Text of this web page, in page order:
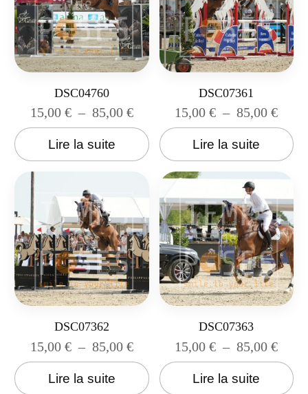
DSC04760
15,00 € – 85,00 €
Lire la suite
DSC07361
15,00€ – 85,00€
Lire la suite
DSC07362
15,00 € – 85,00 €
Lire la suite
DSC07363
15,00€ – 85,00€
Lire la suite